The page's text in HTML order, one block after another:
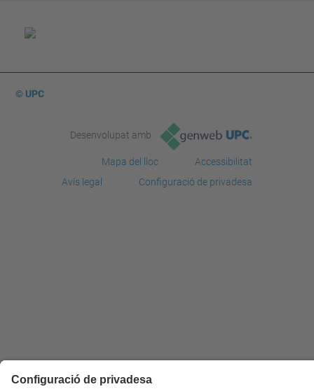
© UPC
Desenvolupat amb
Mapa del lloc
Accessibilitat
Avís legal
Configuració de privadesa